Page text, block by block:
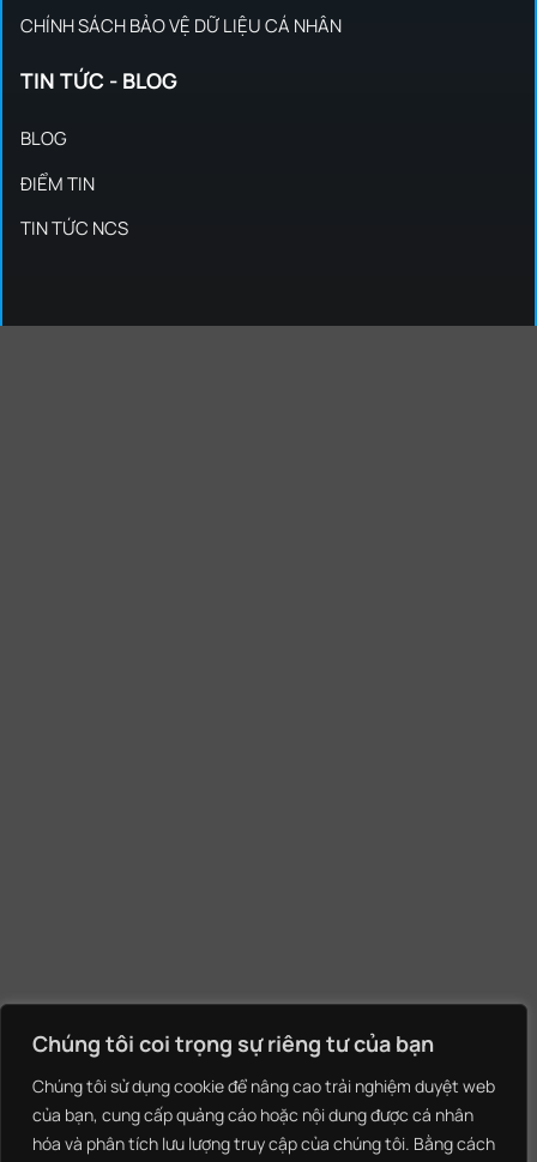
Chúng tôi coi trọng sự riêng tư của bạn
Chúng tôi sử dụng cookie để nâng cao trải nghiệm duyệt web
của bạn, cung cấp quảng cáo hoặc nội dung được cá nhân
hóa và phân tích lưu lượng truy cập của chúng tôi. Bằng cách
CHÍNH SÁCH BẢO VỆ DỮ LIỆU CÁ NHÂN
TIN TỨC - BLOG
BLOG
ĐIỂM TIN
TIN TỨC NCS